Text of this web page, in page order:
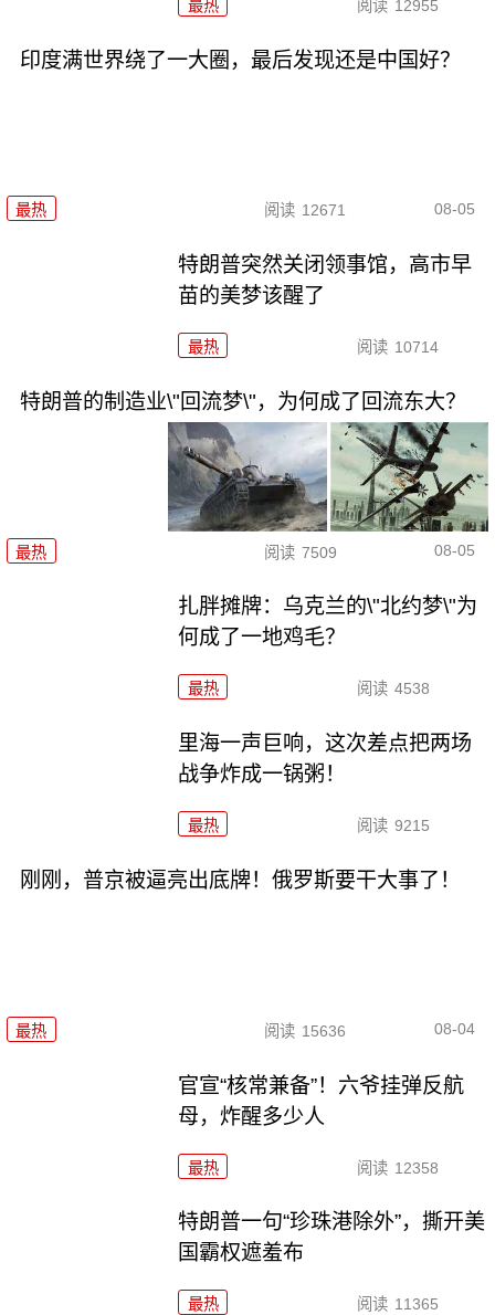
最热 阅读 12955
印度满世界绕了一大圈，最后发现还是中国好？
最热 阅读 12671 08-05
特朗普突然关闭领事馆，高市早
苗的美梦该醒了
最热 阅读 10714
特朗普的制造业\"回流梦\"，为何成了回流东大？
最热 阅读 7509 08-05
扎胖摊牌：乌克兰的\"北约梦\"为
何成了一地鸡毛？
最热 阅读 4538
里海一声巨响，这次差点把两场
战争炸成一锅粥！
最热 阅读 9215
刚刚，普京被逼亮出底牌！俄罗斯要干大事了！
最热 阅读 15636 08-04
官宣“核常兼备”！六爷挂弹反航
母，炸醒多少人
最热 阅读 12358
特朗普一句“珍珠港除外”，撕开美
国霸权遮羞布
最热 阅读 11365